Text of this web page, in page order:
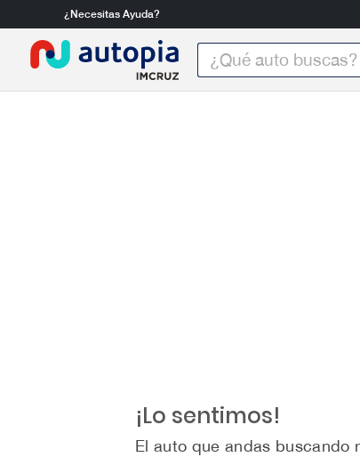
¿Necesitas Ayuda?
¡Lo sentimos!
El auto que andas buscando